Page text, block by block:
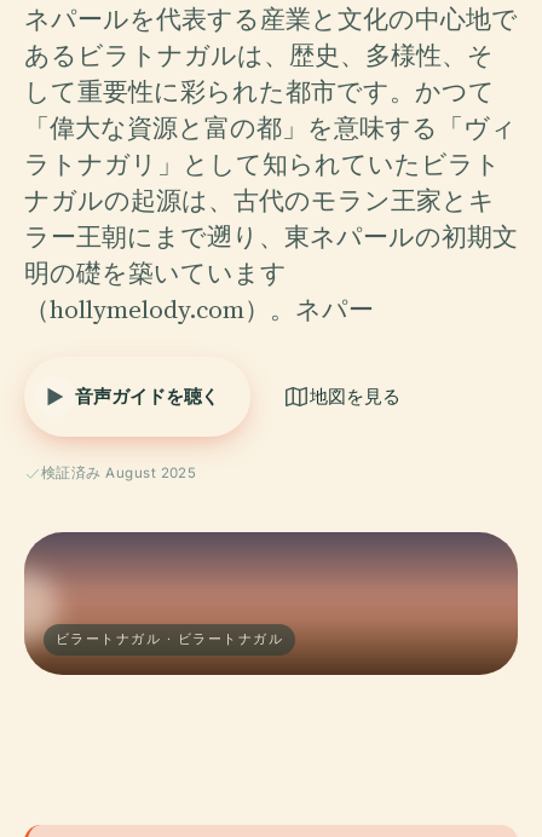
ネパールを代表する産業と文化の中心地で
あるビラトナガルは、歴史、多様性、そ
して重要性に彩られた都市です。かつて
「偉大な資源と富の都」を意味する「ヴィ
ラトナガリ」として知られていたビラト
ナガルの起源は、古代のモラン王家とキ
ラー王朝にまで遡り、東ネパールの初期文
明の礎を築いています
（hollymelody.com）。ネパー
音声ガイドを聴く 地図を見る
検証済み August 2025
ビラートナガル · ビラートナガル